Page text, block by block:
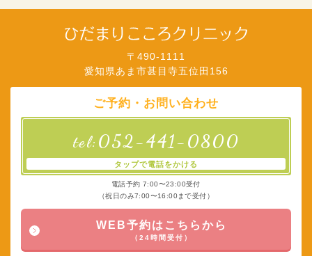
〒490-1111
愛知県あま市甚目寺五位田156
ご予約・お問い合わせ
tel: 052-441-0800
タップで電話をかける
電話予約 7:00〜23:00受付
（祝日のみ7:00〜16:00まで受付）
WEB予約はこちらから
（24時間受付）